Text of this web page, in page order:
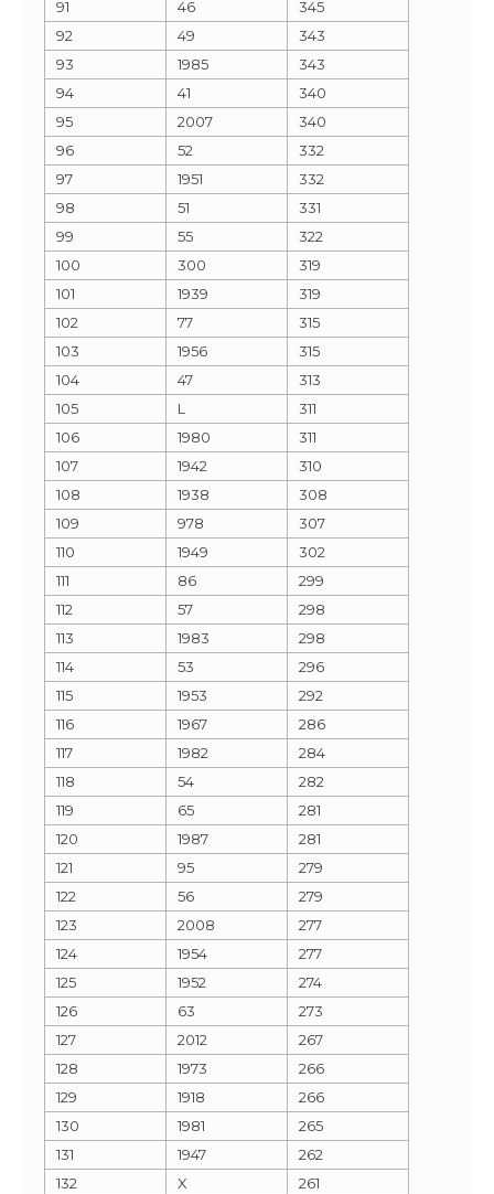
91 46
345
92
49
343
93
1985
343
94
41
340
95
2007
340
96
52
332
97
1951
332
98
51
331
99
55
322
100
300
319
101
1939
319
102
77
315
103
1956
315
104
47
313
105
L
311
106
1980
311
107
1942
310
108
1938
308
109
978
307
110
1949
302
111
86
299
112
57
298
113
1983
298
114
53
296
115
1953
292
116
1967
286
117
1982
284
118
54
282
119
65
281
120
1987
281
121
95
279
122
56
279
123
2008
277
124
1954
277
125
1952
274
126
63
273
127
2012
267
128
1973
266
129
1918
266
130
1981
265
131
1947
262
132
X
261